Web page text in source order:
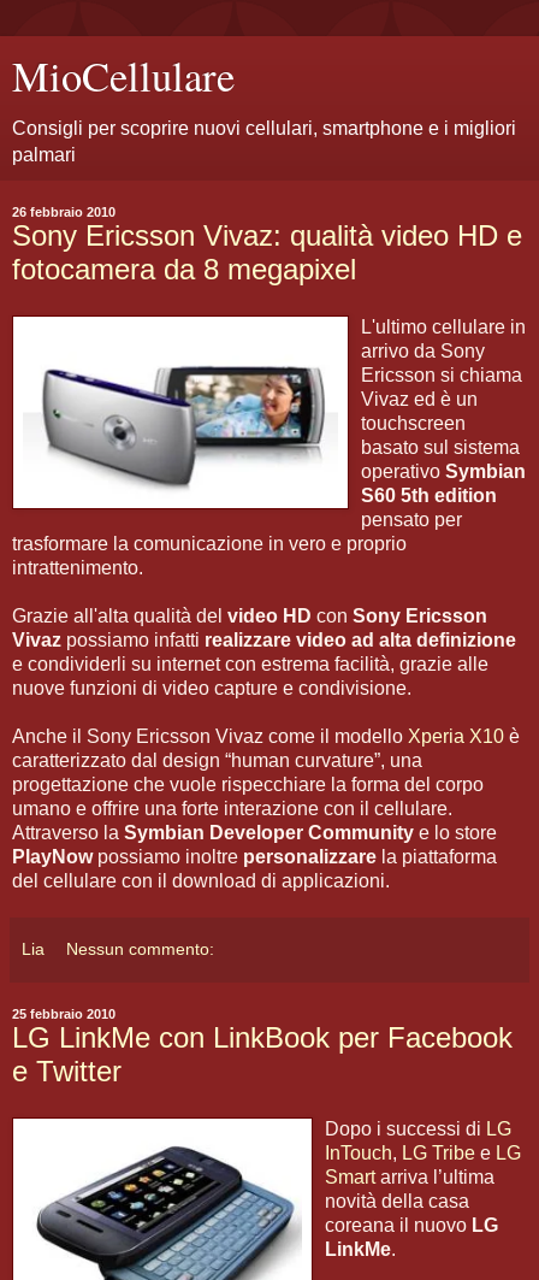
MioCellulare
Consigli per scoprire nuovi cellulari, smartphone e i migliori
palmari
26 febbraio 2010
Sony Ericsson Vivaz: qualità video HD e
fotocamera da 8 megapixel
L'ultimo cellulare in
arrivo da Sony
Ericsson si chiama
Vivaz ed è un
touchscreen
basato sul sistema
operativo Symbian
S60 5th edition
pensato per
trasformare la comunicazione in vero e proprio
intrattenimento.
Grazie all'alta qualità del video HD con Sony Ericsson
Vivaz possiamo infatti realizzare video ad alta definizione
e condividerli su internet con estrema facilità, grazie alle
nuove funzioni di video capture e condivisione.
Anche il Sony Ericsson Vivaz come il modello Xperia X10 è
caratterizzato dal design “human curvature”, una
progettazione che vuole rispecchiare la forma del corpo
umano e offrire una forte interazione con il cellulare.
Attraverso la Symbian Developer Community e lo store
PlayNowpossiamo inoltre personalizzare la piattaforma
del cellulare con il download di applicazioni.
Lia Nessun commento:
25 febbraio 2010
LG LinkMe con LinkBook per Facebook
e Twitter
Dopo i successi di LG
InTouch, LG Tribe e LG
Smartarriva l’ultima
novità della casa
coreana il nuovo LG
LinkMe.